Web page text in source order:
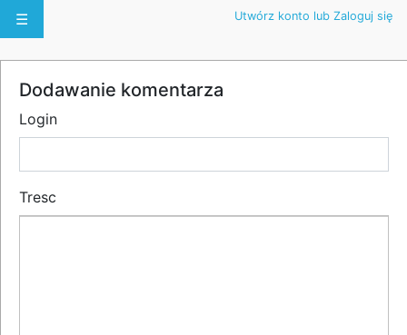
☰ Utwórz konto lub Zaloguj się
Dodawanie komentarza
Login
Tresc